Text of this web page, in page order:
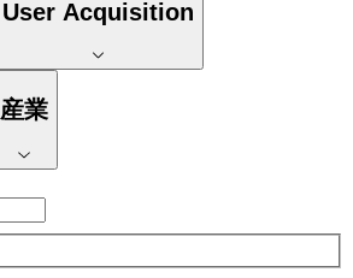
User Acquisition
産業